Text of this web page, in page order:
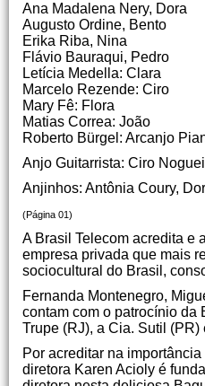
Ana Madalena Nery, Dora
Augusto Ordine, Bento
Erika Riba, Nina
Flávio Bauraqui, Pedro
Letícia Medella: Clara
Marcelo Rezende: Ciro
Mary Fê: Flora
Matias Correa: João
Roberto Bürgel: Arcanjo
Anjo Guitarrista: Ciro
Anjinhos: Antônia Coury,
(Página 01)
A Brasil Telecom acredita e
empresa privada que mais
sociocultural do Brasil,
Fernanda Montenegro,
contam com o patrocínio da
Trupe (RJ), a Cia. Sutil (PR)
Por acreditar na
diretora Karen Acioly é